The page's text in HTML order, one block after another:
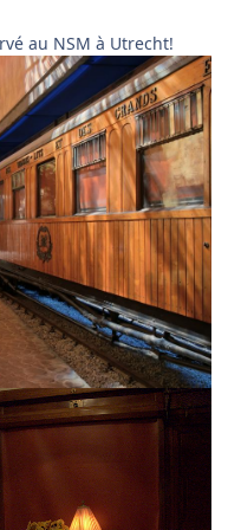
au NSM à Utrecht!